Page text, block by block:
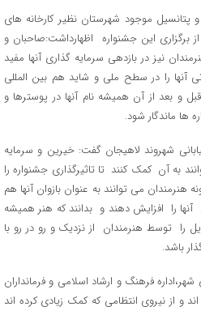
پتانسیل موجود شهرستان نظیر کارخانه های
برگزاری این جشنواره اظهارداشت:صاحبان و
نیز در بازدهی سرمایه گذاری آنها مفید
آنها را در سطح ملی و شاید هم بین المللی
و بعد از آن همیشه نام آنها در پوسترها و
ها ماندگار شود.
شهروند لاهیجان گفت: خیرین و سرمایه
به آن کمک کنند تا تاثیرگذاری جشنواره را
می توانند به عنوان بازوان آنها هم
را افزایش دهند و بدانند که هنر همیشه
را توسط هنرمندان از نزدیک و رو در رو با
باشد.
فرهنگ و ارشاد اسلامی و فرمانداران
و از نیروی انتظامی که کمک زیادی کرده اند